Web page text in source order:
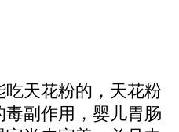
天花粉的，天花粉
毒副作用，婴儿胃肠